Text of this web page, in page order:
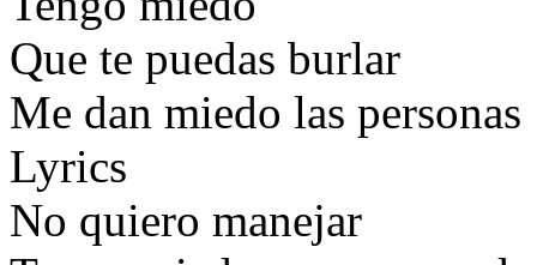
Que te puedas burlar
Me dan miedo las personas
Lyrics
No quiero manejar